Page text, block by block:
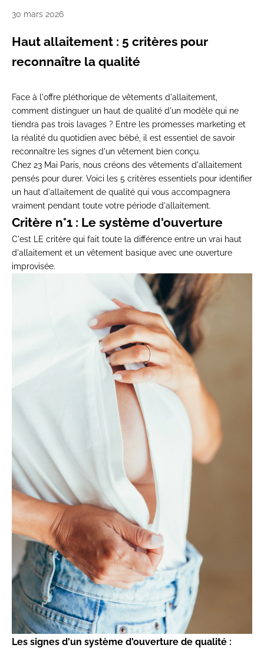
30 mars 2026
Haut allaitement : 5 critères pour
reconnaître la qualité
Face à l'offre pléthorique de vêtements d'allaitement,
comment distinguer un haut de qualité d'un modèle qui ne
tiendra pas trois lavages ? Entre les promesses marketing et
la réalité du quotidien avec bébé, il est essentiel de savoir
reconnaître les signes d'un vêtement bien conçu.
Chez 23 Mai Paris, nous créons des vêtements d'allaitement
pensés pour durer. Voici les 5 critères essentiels pour identifier
un haut d'allaitement de qualité qui vous accompagnera
vraiment pendant toute votre période d'allaitement.
Critère n°1 : Le système d'ouverture
C'est LE critère qui fait toute la différence entre un vrai haut
d'allaitement et un vêtement basique avec une ouverture
improvisée.
Les signes d'un système d'ouverture de qualité :